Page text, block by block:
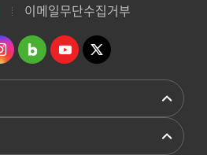
이메일무단수집거부